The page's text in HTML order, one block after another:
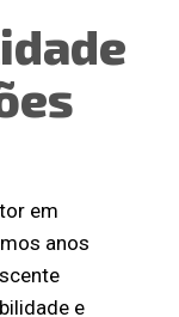
em
anos
e